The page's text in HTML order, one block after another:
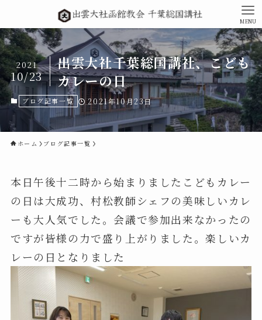
MENU
出雲大社千葉総国講社、こども
カレーの日
2021
10/23
ブログ記事一覧 2021年10月23日
ホーム ブログ記事一覧
本日午後十二時から始まりましたこどもカレー
の日は大成功、村松教師シェフの美味しいカレ
ーも大人気でした。会議で参加出来なかったの
ですが皆様の力で盛り上がりました。楽しいカ
レーの日となりました